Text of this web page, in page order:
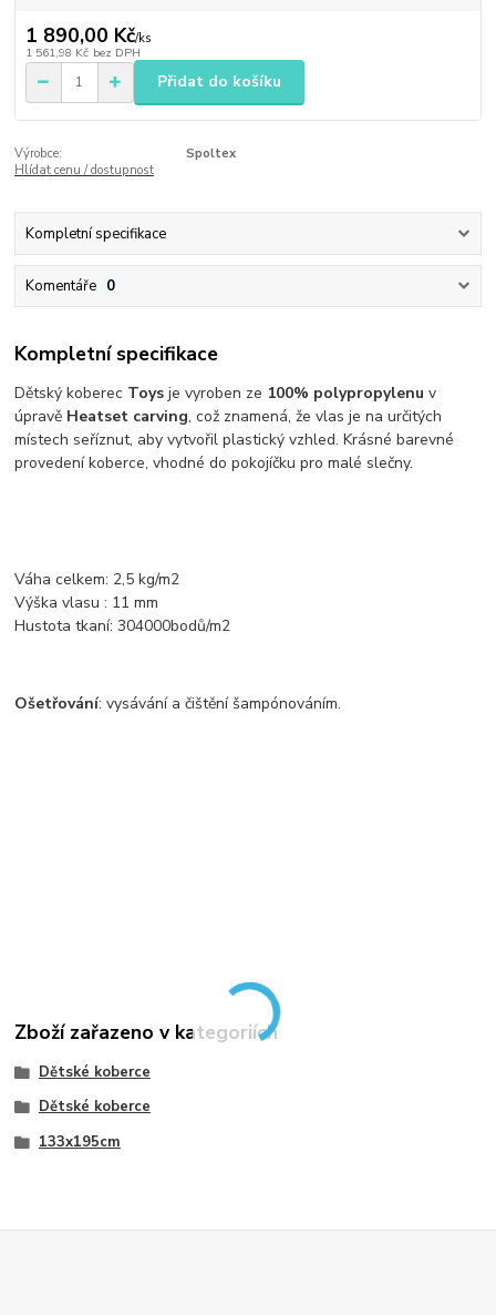
1 890,00 Kč/ks
1 561,98 Kč bez DPH
Přidat do košíku
Výrobce:
Spoltex
Hlídat cenu / dostupnost
Kompletní specifikace
Komentáře 0
Kompletní specifikace
Dětský koberec Toys je vyroben ze 100% polypropylenu v
úpravě Heatset carving, což znamená, že vlas je na určitých
místech seříznut, aby vytvořil plastický vzhled. Krásné barevné
provedení koberce, vhodné do pokojíčku pro malé slečny.
Váha celkem: 2,5 kg/m2
Výška vlasu : 11 mm
Hustota tkaní: 304000bodů/m2
Ošetřování: vysávání a čištění šampónováním.
Zboží zařazeno v kategoriích
Dětské koberce
Dětské koberce
133x195cm